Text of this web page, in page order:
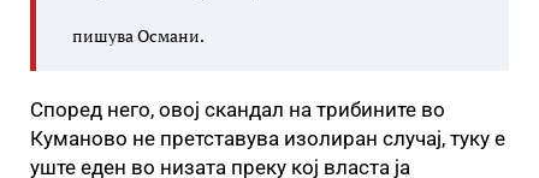
пишува Османи.
Според него, овој скандал на трибините во
Куманово не претставува изолиран случај, туку е
уште еден во низата преку кој власта ја